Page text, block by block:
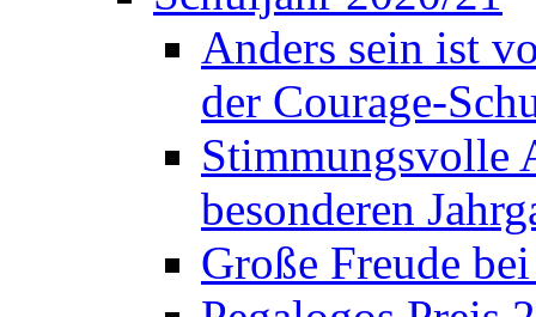
Anders sein ist
der Courage-
Stimmungsvolle
besonderen
Große Freude